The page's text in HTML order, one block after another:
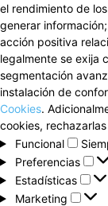
el rendimiento de
generar
acción positiva
legalmente se exija
segmentación
instalación de
Cookies.
cookies,
Funcional
Preferencias
Estadísticas
Marketing